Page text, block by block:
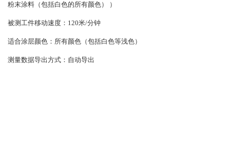
粉末涂料（包括白色的所有颜色） ）
被测工件移动速度：120米/分钟
适合涂层颜色：所有颜色（包括白色等浅色）
测量数据导出方式：自动导出